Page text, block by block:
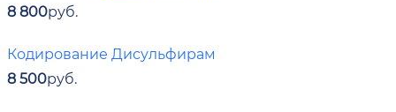
8 800руб.
Кодирование Дисульфирам
8 500руб.